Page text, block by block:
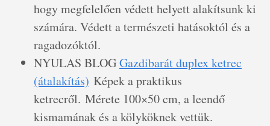
hogy megfelelően védett helyett alakítsunk ki
számára. Védett a természeti hatásoktól és a
ragadozóktól.
NYULAS BLOGGazdibarát duplex ketrec
(átalakítás) Képek a praktikus
ketrecről. Mérete 100×50 cm, a leendő
kismamának és a kölyköknek vettük.